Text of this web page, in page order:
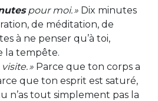
pour moi. » Dix minutes
de méditation, de
à ne penser qu’à toi,
la tempête.
» Parce que ton corps a
que ton esprit est saturé,
n’as tout simplement pas la